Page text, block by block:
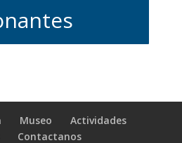
Museo
Actividades
Contactanos